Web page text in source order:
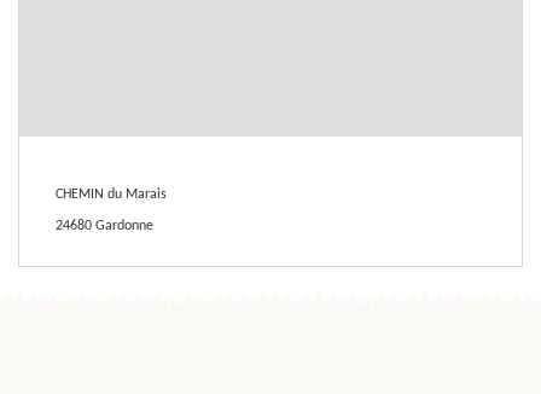
CHEMIN du Marais
24680 Gardonne